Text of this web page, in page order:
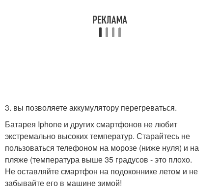
3. вы позволяете аккумулятору перегреваться.
Батарея Iphone и других смартфонов не любит
экстремально высоких температур. Старайтесь не
пользоваться телефоном на морозе (ниже нуля) и на
пляже (температура выше 35 градусов - это плохо.
Не оставляйте смартфон на подоконнике летом и не
забывайте его в машине зимой!